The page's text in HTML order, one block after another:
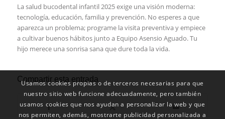
La salud bucodental infantil 2025 exige una visión moderna:
tecnología, educación, familia y prevención. No esperes a que
aparezca un problema; programe la visita preventiva y empiece
a cultivar buenos hábitos junto a Equipo Asensio Aguado. Tu
hijo merece una sonrisa sana que dure toda la vida.
Compartir esta entrada
Usamos cookies propias o de terceros necesarias para que
nuestro sitio web funcione adecuadamente, pero también
usamos cookies que nos ayudan a personalizar la web y que
nos permiten, además, mostrarte publicidad personalizada a